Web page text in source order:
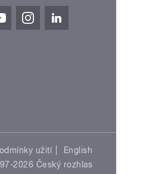
užití
English
2026 Český rozhlas